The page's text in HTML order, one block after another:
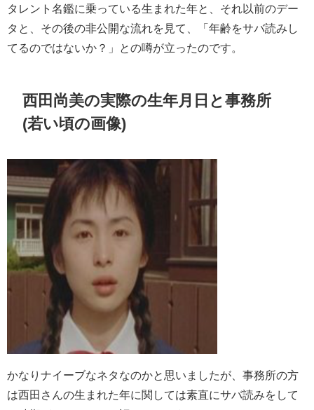
タレント名鑑に乗っている生まれた年と、それ以前のデー
タと、その後の非公開な流れを見て、「年齢をサバ読みし
てるのではないか？」との噂が立ったのです。
西田尚美の実際の生年月日と事務所
(若い頃の画像)
かなりナイーブなネタなのかと思いましたが、事務所の方
は西田さんの生まれた年に関しては素直にサバ読みをして